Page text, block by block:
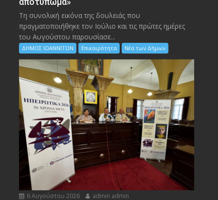
Τη συνολική εικόνα της δουλειάς που
πραγματοποιήθηκε τον Ιούλιο και τις πρώτες ημέρες
του Αυγούστου παρουσίασε...
ΔΗΜΟΣ ΙΩΑΝΝΙΤΩΝ Επικαιρότητα Νέα των Δήμων
6 Αυγούστου 2026 admin admin